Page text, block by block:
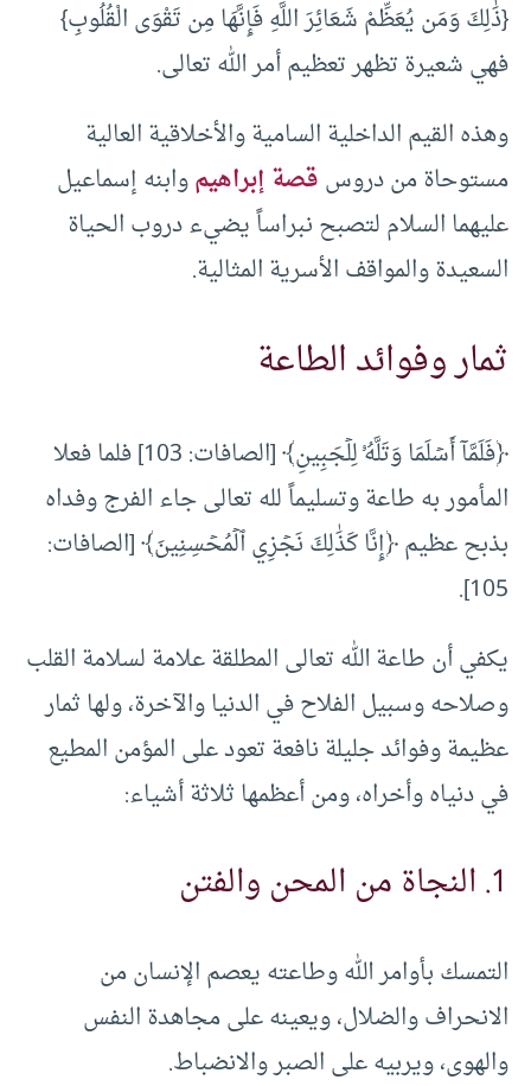
{ذَٰلِكَ وَمَن يُعَظِّمْ شَعَائِرَ اللَّهِ فَإِنَّهَا مِن تَقْوَى الْقُلُوبِ}
فهي شعيرة تظهر تعظيم أمر الله تعالى.
وهذه القيم الداخلية السامية والأخلاقية العالية
مستوحاة من دروسقصة إبراهيموابنه إسماعيل
عليهما السلام لتصبح نبراساً يضيء دروب الحياة
السعيدة والمواقف الأسرية المثالية.
ثمار وفوائد الطاعة
﴿فَلَمَّآ أَسۡلَمَا وَتَلَّهُۥ لِلۡجَبِينِ﴾ [الصافات: 103] فلما فعلا
المأمور به طاعة وتسليماً لله تعالى جاء الفرج وفداه
بذبح عظيم ﴿إِنَّا كَذَٰلِكَ نَجۡزِي ٱلۡمُحۡسِنِينَ﴾ [الصافات:
105].
يكفي أن طاعة الله تعالى المطلقة علامة لسلامة القلب
وصلاحه وسبيل الفلاح في الدنيا والآخرة، ولها ثمار
عظيمة وفوائد جليلة نافعة تعود على المؤمن المطيع
في دنياه وأخراه، ومن أعظمها ثلاثة أشياء:
1. النجاة من المحن والفتن
التمسك بأوامر الله وطاعته يعصم الإنسان من
الانحراف والضلال، ويعينه على مجاهدة النفس
والهوى، ويربيه على الصبر والانضباط.